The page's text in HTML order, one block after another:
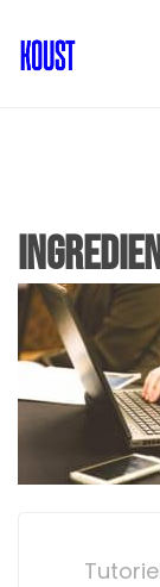
navigation